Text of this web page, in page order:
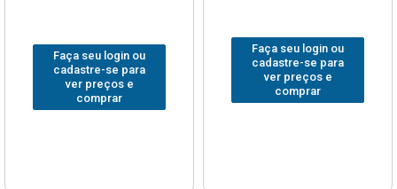
Faça seu login ou
cadastre-se para
ver preços e
comprar
Faça seu login ou
cadastre-se para
ver preços e
comprar